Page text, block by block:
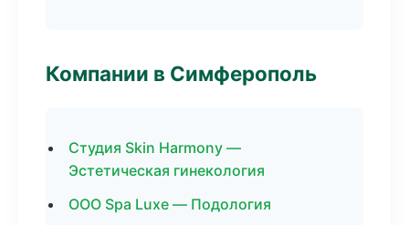
Компании в Симферополь
Студия Skin Harmony —
Эстетическая гинекология
ООО Spa Luxe — Подология